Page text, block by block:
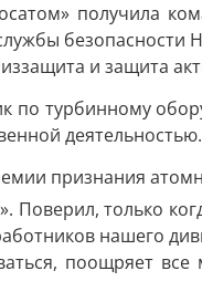
получила
и защита
турбинному
деятельностью.
только
нашего
поощряет